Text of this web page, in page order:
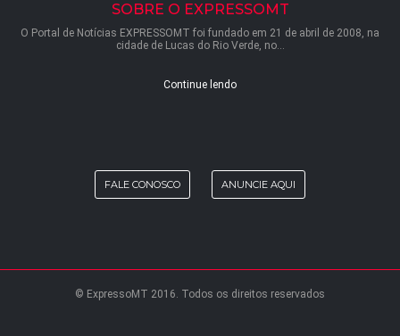
SOBRE O EXPRESSOMT
O Portal de Notícias EXPRESSOMT foi fundado em 21 de abril de 2008, na
cidade de Lucas do Rio Verde, no...
Continue lendo
FALE CONOSCO ANUNCIE AQUI
© ExpressoMT 2016. Todos os direitos reservados